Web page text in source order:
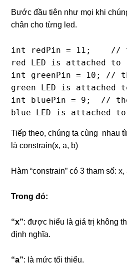
Bước đầu tiên như mọi khi
chân cho từng led.
int redPin = 11;    //
red LED is attached to
int greenPin = 10; //
green LED is attached
int bluePin = 9;  //
blue LED is attached to
Tiếp theo, chúng ta cùng nhau
là constrain(x, a, b)
Hàm “constrain” có 3 tham số: x,
Trong đó:
“x”: được hiểu là giá trị không
định nghĩa.
“a”: là mức tối thiểu.